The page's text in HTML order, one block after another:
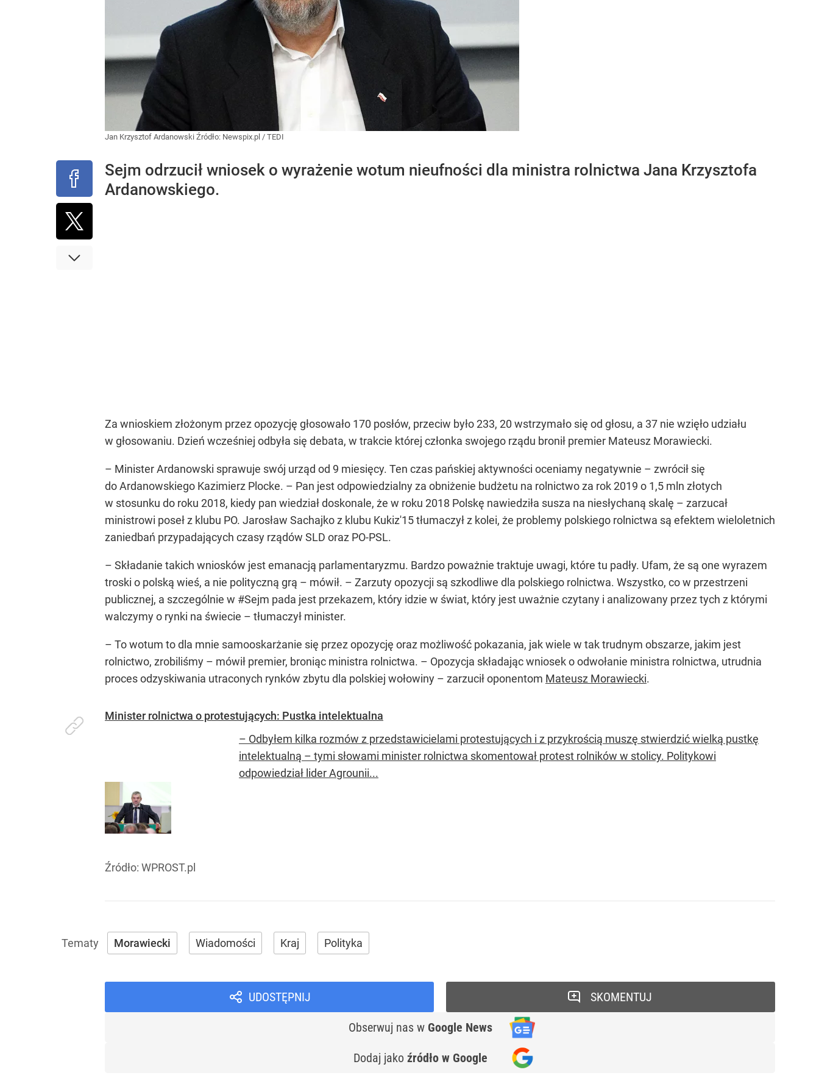
Jan Krzysztof Ardanowski Źródło: Newspix.pl / TEDI
Sejm odrzucił wniosek o wyrażenie wotum nieufności dla ministra rolnictwa Jana Krzysztofa
Ardanowskiego.
Za wnioskiem złożonym przez opozycję głosowało 170 posłów, przeciw było 233, 20 wstrzymało się od głosu, a 37 nie wzięło udziału
w głosowaniu. Dzień wcześniej odbyła się debata, w trakcie której członka swojego rządu bronił premier Mateusz Morawiecki.
– Minister Ardanowski sprawuje swój urząd od 9 miesięcy. Ten czas pańskiej aktywności oceniamy negatywnie – zwrócił się
do Ardanowskiego Kazimierz Plocke. – Pan jest odpowiedzialny za obniżenie budżetu na rolnictwo za rok 2019 o 1,5 mln złotych
w stosunku do roku 2018, kiedy pan wiedział doskonale, że w roku 2018 Polskę nawiedziła susza na niesłychaną skalę – zarzucał
ministrowi poseł z klubu PO. Jarosław Sachajko z klubu Kukiz'15 tłumaczył z kolei, że problemy polskiego rolnictwa są efektem wieloletnich
zaniedbań przypadających czasy rządów SLD oraz PO-PSL.
– Składanie takich wniosków jest emanacją parlamentaryzmu. Bardzo poważnie traktuje uwagi, które tu padły. Ufam, że są one wyrazem
troski o polską wieś, a nie polityczną grą – mówił. – Zarzuty opozycji są szkodliwe dla polskiego rolnictwa. Wszystko, co w przestrzeni
publicznej, a szczególnie w #Sejm pada jest przekazem, który idzie w świat, który jest uważnie czytany i analizowany przez tych z którymi
walczymy o rynki na świecie – tłumaczył minister.
– To wotum to dla mnie samooskarżanie się przez opozycję oraz możliwość pokazania, jak wiele w tak trudnym obszarze, jakim jest
rolnictwo, zrobiliśmy – mówił premier, broniąc ministra rolnictwa. – Opozycja składając wniosek o odwołanie ministra rolnictwa, utrudnia
proces odzyskiwania utraconych rynków zbytu dla polskiej wołowiny – zarzucił oponentom Mateusz Morawiecki.
Minister rolnictwa o protestujących: Pustka intelektualna
– Odbyłem kilka rozmów z przedstawicielami protestujących i z przykrością muszę stwierdzić wielką pustkę
intelektualną – tymi słowami minister rolnictwa skomentował protest rolników w stolicy. Politykowi
odpowiedział lider Agrounii...
Źródło: WPROST.pl
Morawiecki Wiadomości Kraj Polityka
UDOSTĘPNIJ
Obserwuj nas w Google News
Dodaj jako źródło w Google
SKOMENTUJ